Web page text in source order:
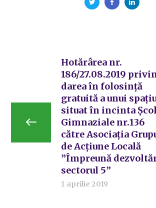
Hotărârea nr.
186/27.08.2019
darea în folosință
gratuită a unui
situat în incinta
Gimnaziale nr.136
către Asociația
de Acțiune Locală
”Împreună
sectorul 5”
1 aprilie 2019